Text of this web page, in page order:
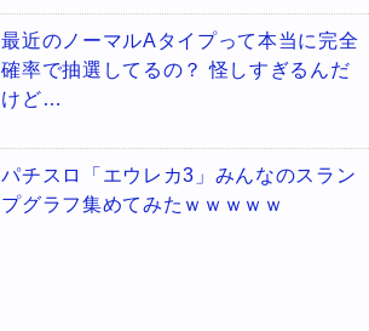
最近のノーマルAタイプって本当に完全
確率で抽選してるの？ 怪しすぎるんだ
けど…
パチスロ「エウレカ3」みんなのスラン
プグラフ集めてみたｗｗｗｗｗ